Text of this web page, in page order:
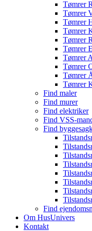
Tømrer
Tømrer
Tømrer
Tømrer
Tømrer
Tømrer
Tømrer
Tømrer
Tømrer
Tømrer
Find maler
Find murer
Find elektriker
Find VSS-
Find
Find
Om HusUnivers
Kontakt